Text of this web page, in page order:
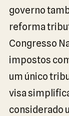
governo
reforma
Congresso
impostos
um único
visa
considerado